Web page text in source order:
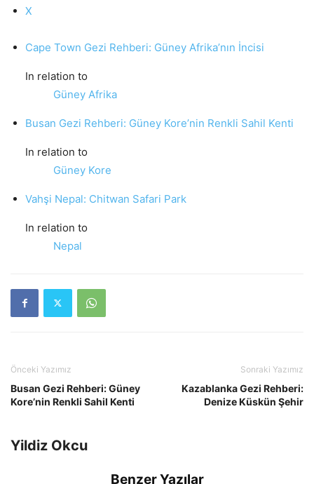
X
Cape Town Gezi Rehberi: Güney Afrika’nın İncisi
In relation to
Güney Afrika
Busan Gezi Rehberi: Güney Kore’nin Renkli Sahil Kenti
In relation to
Güney Kore
Vahşi Nepal: Chitwan Safari Park
In relation to
Nepal
Önceki Yazımız
Busan Gezi Rehberi: Güney
Kore’nin Renkli Sahil Kenti
Sonraki Yazımız
Kazablanka Gezi Rehberi:
Denize Küskün Şehir
Yildiz Okcu
Benzer Yazılar